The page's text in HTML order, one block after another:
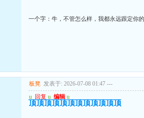
一个字：牛，不管怎么样，我都永远跟定你的
板凳 发表于: 2026-07-08 01:47 ---
u 回复 u 编辑 u
顶顶顶顶顶顶顶顶顶顶顶顶